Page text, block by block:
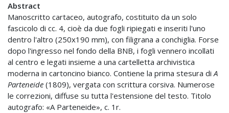
Abstract
Manoscritto cartaceo, autografo, costituito da un solo
fascicolo di cc. 4, cioè da due fogli ripiegati e inseriti l'uno
dentro l'altro (250x190 mm), con filigrana a conchiglia. Forse
dopo l'ingresso nel fondo della BNB, i fogli vennero incollati
al centro e legati insieme a una cartelletta archivistica
moderna in cartoncino bianco. Contiene la prima stesura diA
Parteneide (1809), vergata con scrittura corsiva. Numerose
le correzioni, diffuse su tutta l'estensione del testo. Titolo
autografo: «A Parteneide», c. 1r.